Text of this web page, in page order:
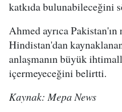
katkıda bulunabileceğini
Ahmed ayrıca Pakistan'ın
Hindistan'dan
anlaşmanın büyük
içermeyeceğini belirtti.
Kaynak: Mepa News